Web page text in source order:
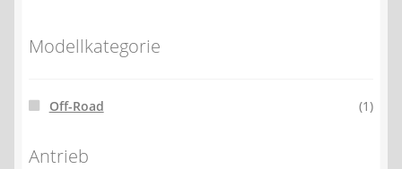
Modellkategorie
Off-Road (1)
Antrieb